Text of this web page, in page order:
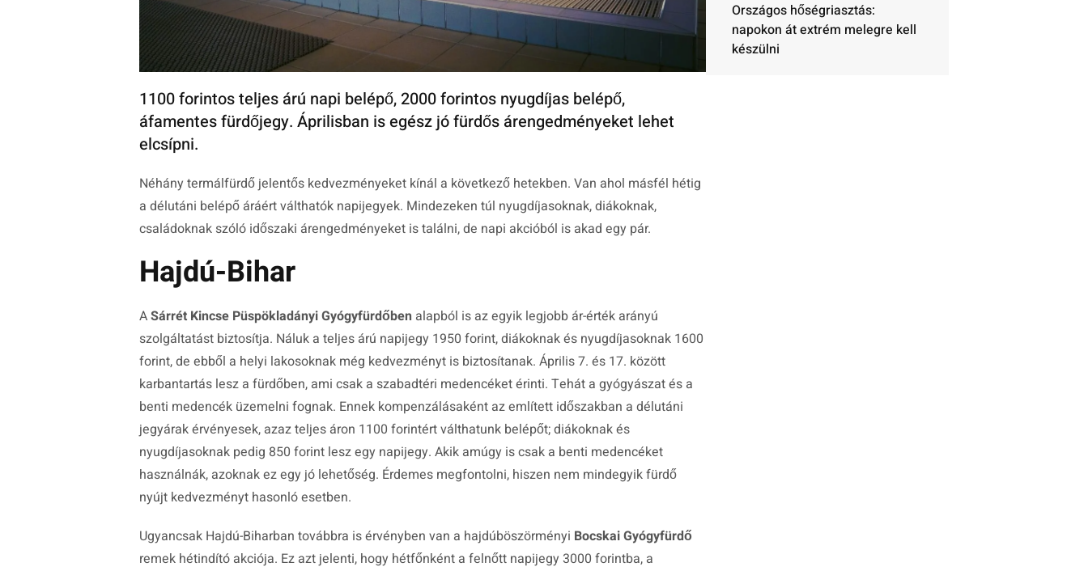
1100 forintos teljes árú napi belépő, 2000 forintos nyugdíjas belépő,
áfamentes fürdőjegy. Áprilisban is egész jó fürdős árengedményeket lehet
elcsípni.
Néhány termálfürdő jelentős kedvezményeket kínál a következő hetekben. Van ahol másfél hétig
a délutáni belépő áráért válthatók napijegyek. Mindezeken túl nyugdíjasoknak, diákoknak,
családoknak szóló időszaki árengedményeket is találni, de napi akcióból is akad egy pár.
Hajdú-Bihar
ASárrét Kincse Püspökladányi Gyógyfürdőben alapból is az egyik legjobb ár-érték arányú
szolgáltatást biztosítja. Náluk a teljes árú napijegy 1950 forint, diákoknak és nyugdíjasoknak 1600
forint, de ebből a helyi lakosoknak még kedvezményt is biztosítanak. Április 7. és 17. között
karbantartás lesz a fürdőben, ami csak a szabadtéri medencéket érinti. Tehát a gyógyászat és a
benti medencék üzemelni fognak. Ennek kompenzálásaként az említett időszakban a délutáni
jegyárak érvényesek, azaz teljes áron 1100 forintért válthatunk belépőt; diákoknak és
nyugdíjasoknak pedig 850 forint lesz egy napijegy. Akik amúgy is csak a benti medencéket
használnák, azoknak ez egy jó lehetőség. Érdemes megfontolni, hiszen nem mindegyik fürdő
nyújt kedvezményt hasonló esetben.
Ugyancsak Hajdú-Biharban továbbra is érvényben van a hajdúböszörményi Bocskai Gyógyfürdő
remek hétindító akciója. Ez azt jelenti, hogy hétfőnként a felnőtt napijegy 3000 forintba, a
Országos hőségriasztás:
napokon át extrém melegre kell
készülni